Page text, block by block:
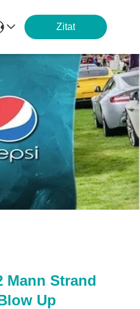
Zitat
Mann Strand
Up